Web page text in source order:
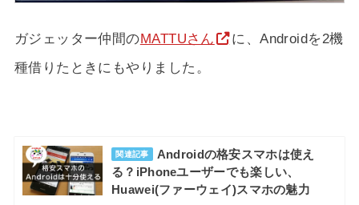
ガジェッター仲間のMATTUさん
に、Androidを2機
種借りたときにもやりました。
関連記事
Androidの格安スマホは使え
る？iPhoneユーザーでも‎楽しい、
Huawei(ファーウェイ)スマホの魅力